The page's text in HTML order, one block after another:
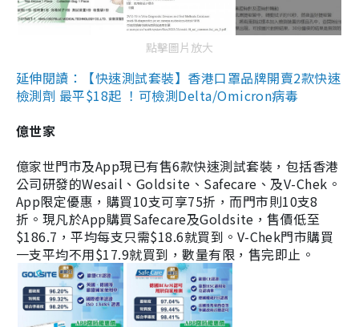
點擊圖片放大
延伸閱讀：【快速測試套裝】香港口罩品牌開賣2款快速
檢測劑 最平$18起 ！可檢測Delta/Omicron病毒
億世家
億家世門市及App現已有售6款快速測試套裝，包括香港
公司研發的Wesail、Goldsite、Safecare、及V-Chek。
App限定優惠，購買10支可享75折，而門市則10支8
折。現凡於App購買Safecare及Goldsite，售價低至
$186.7，平均每支只需$18.6就買到。V-Chek門市購買
一支平均不用$17.9就買到，數量有限，售完即止。